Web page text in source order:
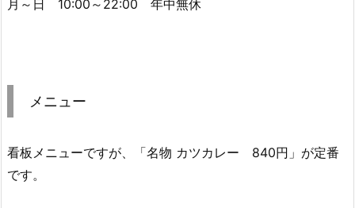
月～日 10:00～22:00 年中無休
メニュー
看板メニューですが、「名物 カツカレー 840円」が定番
です。